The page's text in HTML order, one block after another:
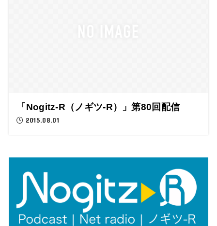
「Nogitz-R（ノギツ-R）」第80回配信
2015.08.01